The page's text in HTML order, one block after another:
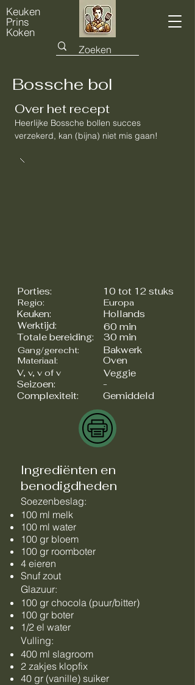
Keuken
Prins
Koken
Bossche bol
Over het recept
Heerlijke Bossche bollen succes
verzekerd, kan (bijna) niet mis gaan!
Porties: 10 tot 12 stuks
Regio:
Keuken:
Werktijd:
Totale bereiding:
Europa
Hollands
60 min
30 min
Bakwerk
Materiaal:
Gang/gerecht:
Oven
V, v, v of v
Seizoen:
Veggie
-
Complexiteit:
Gemiddeld
Ingrediënten en
benodigdheden
Soezenbeslag:
100 ml melk
100 ml water
100 gr bloem
100 gr roomboter
4 eieren
Snuf zout
Glazuur:
100 gr chocola (puur/bitter)
100 gr boter
1/2 el water
Vulling:
400 ml slagroom
2 zakjes klopfix
40 gr (vanille) suiker